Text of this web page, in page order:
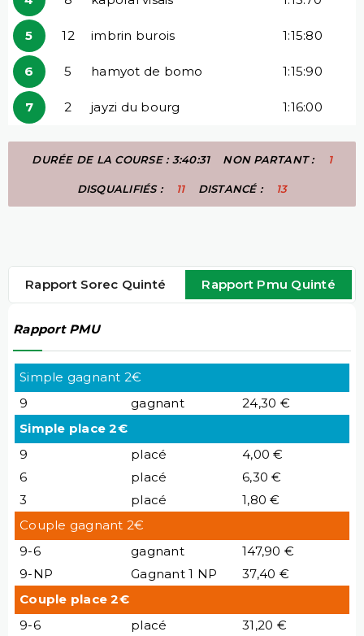
5 12 imbrin burois 1:15:80
6 5 hamyot de bomo 1:15:90
7 2 jayzi du bourg 1:16:00
DURÉE DE LA COURSE : 3:40:31 NON PARTANT : 1
DISQUALIFIÉS : 11 DISTANCÉ : 13
Rapport Sorec Quinté Rapport Pmu Quinté
Rapport PMU
Simple gagnant 2€
9
gagnant
24,30 €
Simple place 2€
9
placé
4,00 €
6
placé
6,30 €
3
placé
1,80 €
Couple gagnant 2€
9-6
gagnant
147,90 €
9-NP
Gagnant 1 NP
37,40 €
Couple place 2€
9-6
placé 31,20 €